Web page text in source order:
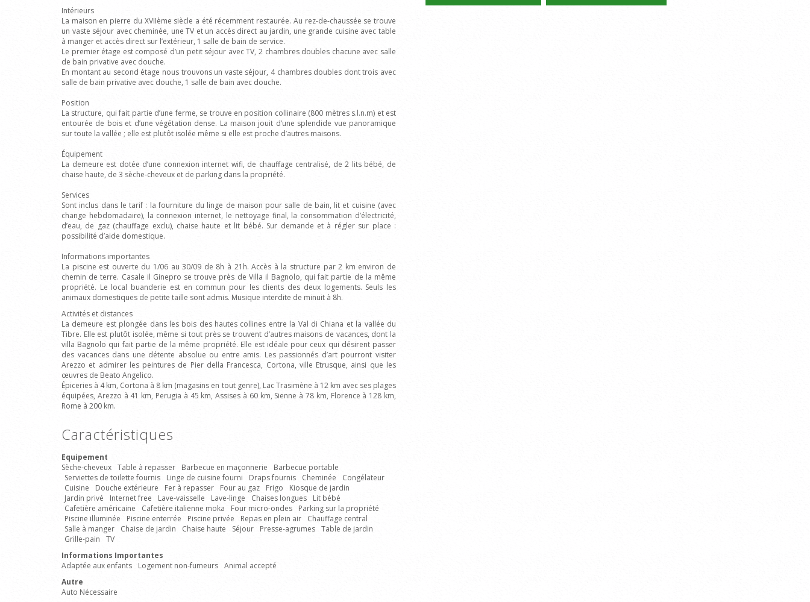
Intérieurs
La maison en pierre du XVIIème siècle a été récemment restaurée. Au rez-de-chaussée se trouve
un vaste séjour avec cheminée, une TV et un accès direct au jardin, une grande cuisine avec table
à manger et accès direct sur l’extérieur, 1 salle de bain de service.
Le premier étage est composé d’un petit séjour avec TV, 2 chambres doubles chacune avec salle
de bain privative avec douche.
En montant au second étage nous trouvons un vaste séjour, 4 chambres doubles dont trois avec
salle de bain privative avec douche, 1 salle de bain avec douche.
Position
La structure, qui fait partie d’une ferme, se trouve en position collinaire (800 mètres s.l.n.m) et est
entourée de bois et d’une végétation dense. La maison jouit d’une splendide vue panoramique
sur toute la vallée ; elle est plutôt isolée même si elle est proche d’autres maisons.
Équipement
La demeure est dotée d’une connexion internet wifi, de chauffage centralisé, de 2 lits bébé, de
chaise haute, de 3 sèche-cheveux et de parking dans la propriété.
Services
Sont inclus dans le tarif : la fourniture du linge de maison pour salle de bain, lit et cuisine (avec
change hebdomadaire), la connexion internet, le nettoyage final, la consommation d’électricité,
d’eau, de gaz (chauffage exclu), chaise haute et lit bébé. Sur demande et à régler sur place :
possibilité d’aide domestique.
Informations importantes
La piscine est ouverte du 1/06 au 30/09 de 8h à 21h. Accès à la structure par 2 km environ de
chemin de terre. Casale il Ginepro se trouve près de Villa il Bagnolo, qui fait partie de la même
propriété. Le local buanderie est en commun pour les clients des deux logements. Seuls les
animaux domestiques de petite taille sont admis. Musique interdite de minuit à 8h.
Activités et distances
La demeure est plongée dans les bois des hautes collines entre la Val di Chiana et la vallée du
Tibre. Elle est plutôt isolée, même si tout près se trouvent d’autres maisons de vacances, dont la
villa Bagnolo qui fait partie de la même propriété. Elle est idéale pour ceux qui désirent passer
des vacances dans une détente absolue ou entre amis. Les passionnés d’art pourront visiter
Arezzo et admirer les peintures de Pier della Francesca, Cortona, ville Etrusque, ainsi que les
œuvres de Beato Angelico.
Épiceries à 4 km, Cortona à 8 km (magasins en tout genre), Lac Trasimène à 12 km avec ses plages
équipées, Arezzo à 41 km, Perugia à 45 km, Assises à 60 km, Sienne à 78 km, Florence à 128 km,
Rome à 200 km.
Caractéristiques
Equipement
Sèche-cheveux Table à repasser Barbecue en maçonnerie
Barbecue portable
Serviettes de toilette fournis
Linge de cuisine fourni Draps fournis Cheminée
Congélateur
Cuisine
Douche extérieure Fer à repasser Four au gaz Frigo
Kiosque de jardin
Jardin privé
Internet free Lave-vaisselle Lave-linge Chaises longues
Lit bébé
Cafetière américaine
Cafetière italienne moka Four micro-ondes
Parking sur la propriété
Piscine illuminée
Piscine enterrée Piscine privée Repas en plein air
Chauffage central
Salle à manger
Chaise de jardin Chaise haute Séjour Presse-agrumes Table de jardin
Grille-pain
TV
Informations Importantes
Adaptée aux enfants
Logement non-fumeurs Animal accepté
Autre
Auto Nécessaire